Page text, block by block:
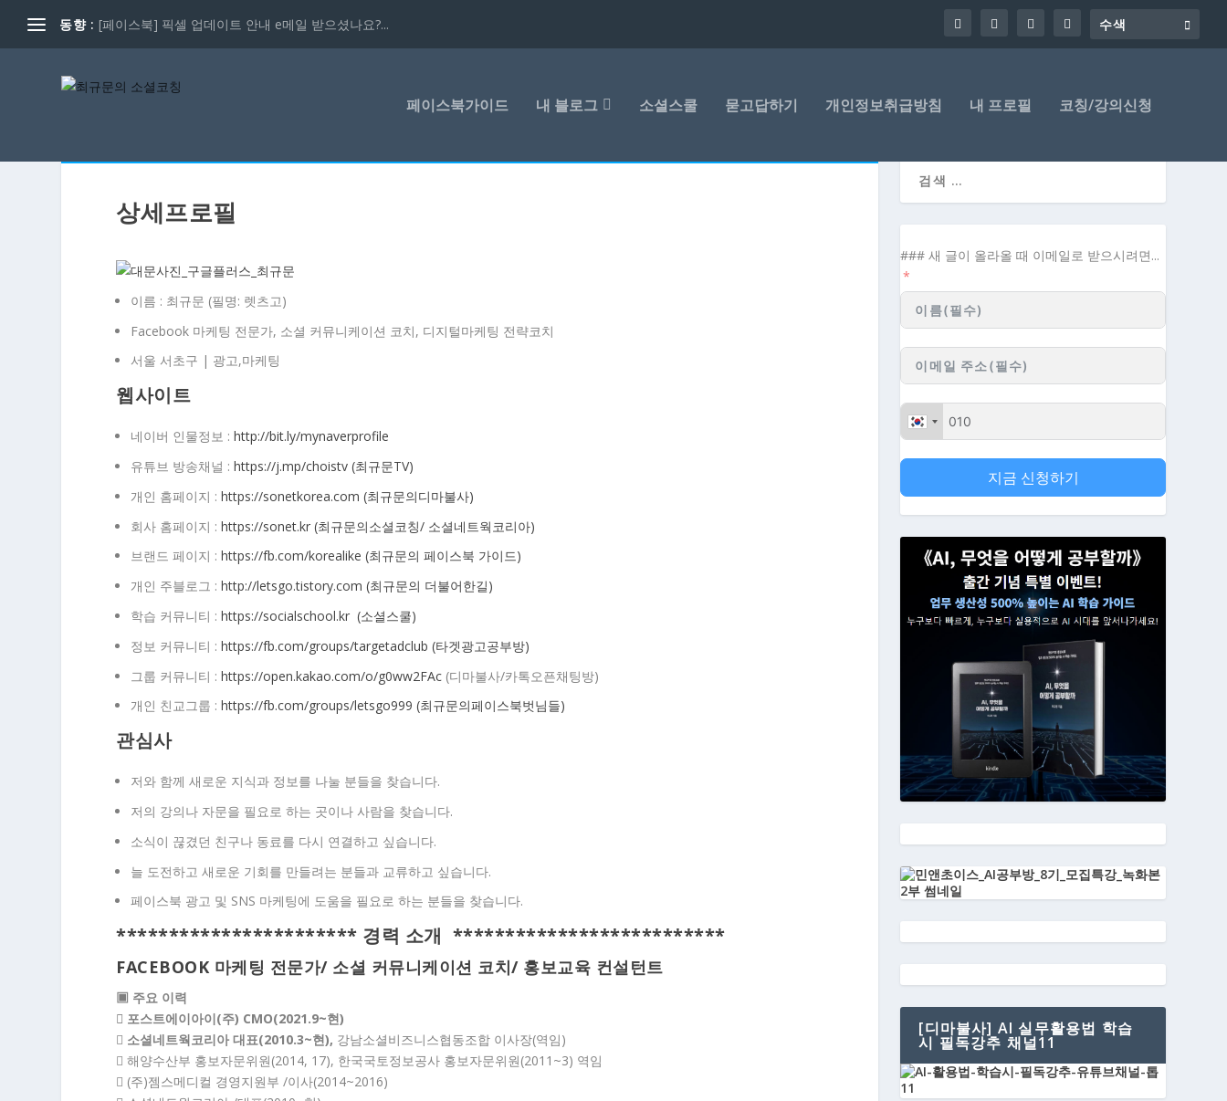
동향 : [페이스북] 픽셀 업데이트 안내 e메일 받으셨나요?...
페이스북가이드 내 블로그 소셜스쿨 묻고답하기 개인정보취급방침 내 프로필 코칭/강의신청
상세프로필
이름 : 최규문 (필명: 렛츠고)
Facebook 마케팅 전문가, 소셜 커뮤니케이션 코치, 디지털마케팅 전략코치
서울 서초구 | 광고,마케팅
웹사이트
네이버 인물정보 :http://bit.ly/mynaverprofile
유튜브 방송채널 :https://j.mp/choistv (최규문TV)
개인 홈페이지 :https://sonetkorea.com (최규문의디마불사)
회사 홈페이지 :https://sonet.kr (최규문의소셜코칭/ 소셜네트웍코리아)
브랜드 페이지 :https://fb.com/korealike (최규문의 페이스북 가이드)
개인 주블로그 :http://letsgo.tistory.com (최규문의 더불어한길)
학습 커뮤니티 :https://socialschool.kr (소셜스쿨)
정보 커뮤니티 :https://fb.com/groups/targetadclub (타겟광고공부방)
그룹 커뮤니티 :https://open.kakao.com/o/g0ww2FAc (디마불사/카톡오픈채팅방)
개인 친교그룹 :https://fb.com/groups/letsgo999 (최규문의페이스북벗님들)
관심사
저와 함께 새로운 지식과 정보를 나눌 분들을 찾습니다.
저의 강의나 자문을 필요로 하는 곳이나 사람을 찾습니다.
소식이 끊겼던 친구나 동료를 다시 연결하고 싶습니다.
늘 도전하고 새로운 기회를 만들려는 분들과 교류하고 싶습니다.
페이스북 광고 및 SNS 마케팅에 도움을 필요로 하는 분들을 찾습니다.
*********************** 경력 소개 **************************
FACEBOOK 마케팅 전문가/ 소셜 커뮤니케이션 코치/ 홍보교육 컨설턴트
▣ 주요 이력
 포스트에이아이(주) CMO(2021.9~현)
 소셜네트웍코리아 대표(2010.3~현), 강남소셜비즈니스협동조합 이사장(역임)
 해양수산부 홍보자문위원(2014, 17), 한국국토정보공사 홍보자문위원(2011~3) 역임
 (주)젬스메디컬 경영지원부 /이사(2014~2016)
### 새 글이 올라올 때 이메일로 받으시려면...
지금 신청하기
[디마불사] AI 실무활용법 학습
시 필독강추 채널11